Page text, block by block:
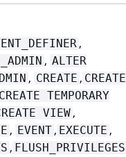
,
, ALTER
, CREATE , CREATE
CREATE TEMPORARY
VIEW ,
, EVENT , EXECUTE ,
, FLUSH_PRIVILEGES